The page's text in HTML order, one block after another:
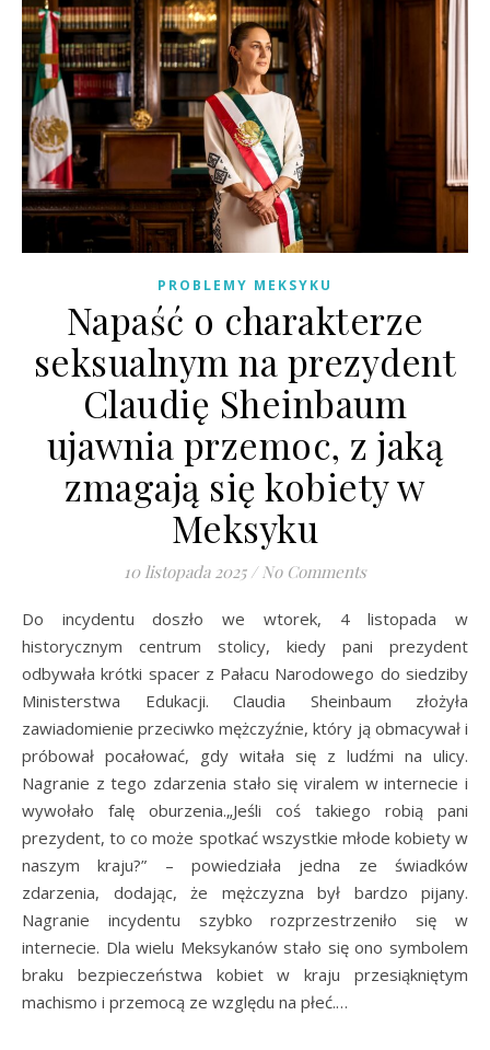
PROBLEMY MEKSYKU
Napaść o charakterze
seksualnym na prezydent
Claudię Sheinbaum
ujawnia przemoc, z jaką
zmagają się kobiety w
Meksyku
10 listopada 2025 / No Comments
Do incydentu doszło we wtorek, 4 listopada w
historycznym centrum stolicy, kiedy pani prezydent
odbywała krótki spacer z Pałacu Narodowego do siedziby
Ministerstwa Edukacji. Claudia Sheinbaum złożyła
zawiadomienie przeciwko mężczyźnie, który ją obmacywał i
próbował pocałować, gdy witała się z ludźmi na ulicy.
Nagranie z tego zdarzenia stało się viralem w internecie i
wywołało falę oburzenia.„Jeśli coś takiego robią pani
prezydent, to co może spotkać wszystkie młode kobiety w
naszym kraju?” – powiedziała jedna ze świadków
zdarzenia, dodając, że mężczyzna był bardzo pijany.
Nagranie incydentu szybko rozprzestrzeniło się w
internecie. Dla wielu Meksykanów stało się ono symbolem
braku bezpieczeństwa kobiet w kraju przesiąkniętym
machismo i przemocą ze względu na płeć.…